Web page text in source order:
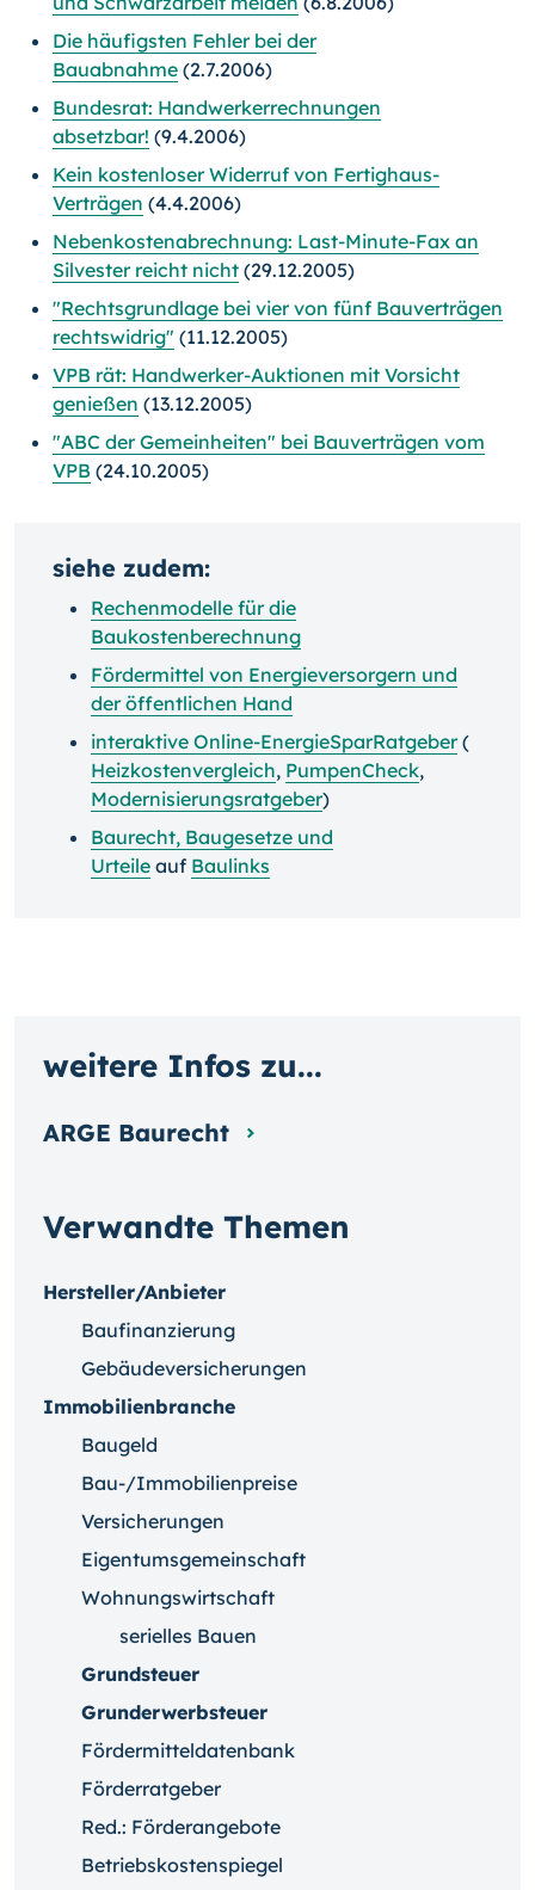
Die häufigsten Fehler bei der
Bauabnahme (2.7.2006)
Bundesrat: Handwerkerrechnungen
absetzbar! (9.4.2006)
Kein kostenloser Widerruf von Fertighaus-
Verträgen (4.4.2006)
Nebenkostenabrechnung: Last-Minute-Fax an
Silvester reicht nicht (29.12.2005)
"Rechtsgrundlage bei vier von fünf Bauverträgen
rechtswidrig" (11.12.2005)
VPB rät: Handwerker-Auktionen mit Vorsicht
genießen (13.12.2005)
"ABC der Gemeinheiten" bei Bauverträgen vom
VPB (24.10.2005)
siehe zudem:
Rechenmodelle für die
Baukostenberechnung
Fördermittel von Energieversorgern und
der öffentlichen Hand
interaktive Online-EnergieSparRatgeber(
Heizkostenvergleich, PumpenCheck,
Modernisierungsratgeber)
Baurecht, Baugesetze und
Urteile auf Baulinks
Verwandte Themen
Hersteller/Anbieter
Baufinanzierung
Gebäudeversicherungen
Immobilienbranche
Baugeld
Bau-/Immobilienpreise
Versicherungen
Eigentumsgemeinschaft
Wohnungswirtschaft
serielles Bauen
Grundsteuer
Grunderwerbsteuer
Fördermitteldatenbank
Förderratgeber
Red.: Förderangebote
Betriebskostenspiegel
weitere Infos zu...
ARGE Baurecht